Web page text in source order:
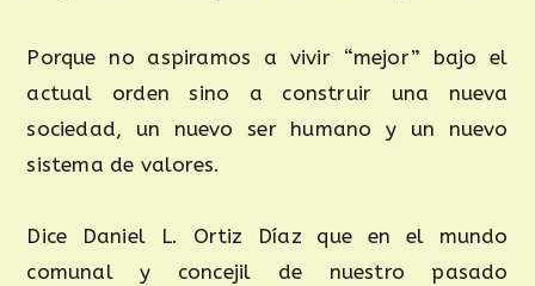
Porque no aspiramos a vivir “mejor” bajo el
actual orden sino a construir una nueva
sociedad, un nuevo ser humano y un nuevo
sistema de valores.
Dice Daniel L. Ortiz Díaz que en el mundo
comunal y concejil de nuestro pasado